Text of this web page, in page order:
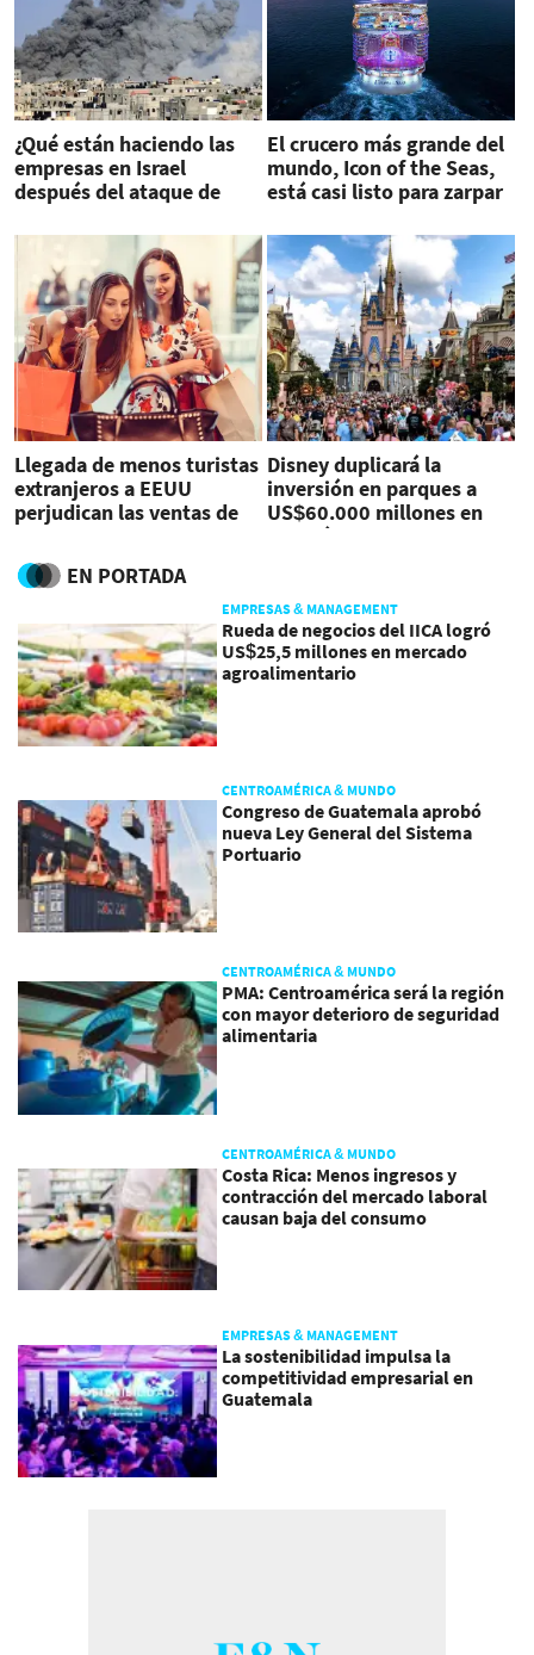
¿Qué están haciendo las
empresas en Israel
después del ataque de
El crucero más grande del
mundo, Icon of the Seas,
está casi listo para zarpar
Llegada de menos turistas
extranjeros a EEUU
perjudican las ventas de
Disney duplicará la
inversión en parques a
US$60.000 millones en
los próximos 10 años
EN PORTADA
EMPRESAS & MANAGEMENT
Rueda de negocios del IICA logró
US$25,5 millones en mercado
agroalimentario
CENTROAMÉRICA & MUNDO
Congreso de Guatemala aprobó
nueva Ley General del Sistema
Portuario
CENTROAMÉRICA & MUNDO
PMA: Centroamérica será la región
con mayor deterioro de seguridad
alimentaria
CENTROAMÉRICA & MUNDO
Costa Rica: Menos ingresos y
contracción del mercado laboral
causan baja del consumo
EMPRESAS & MANAGEMENT
La sostenibilidad impulsa la
competitividad empresarial en
Guatemala